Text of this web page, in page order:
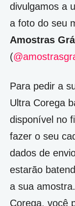
divulgamos a
a foto do seu
Amostras
(
Para pedir a
Ultra Corega
disponível no
fazer o seu
dados de
estarão
a sua
Corega, você